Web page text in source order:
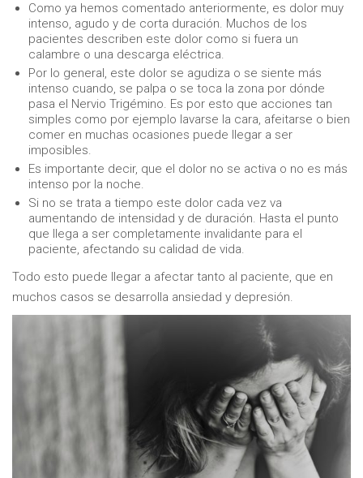
Como ya hemos comentado anteriormente, es dolor muy
intenso, agudo y de corta duración. Muchos de los
pacientes describen este dolor como si fuera un
calambre o una descarga eléctrica.
Por lo general, este dolor se agudiza o se siente más
intenso cuando, se palpa o se toca la zona por dónde
pasa el Nervio Trigémino. Es por esto que acciones tan
simples como por ejemplo lavarse la cara, afeitarse o bien
comer en muchas ocasiones puede llegar a ser
imposibles.
Es importante decir, que el dolor no se activa o no es más
intenso por la noche.
Si no se trata a tiempo este dolor cada vez va
aumentando de intensidad y de duración. Hasta el punto
que llega a ser completamente invalidante para el
paciente, afectando su calidad de vida.
Todo esto puede llegar a afectar tanto al paciente, que en
muchos casos se desarrolla ansiedad y depresión.